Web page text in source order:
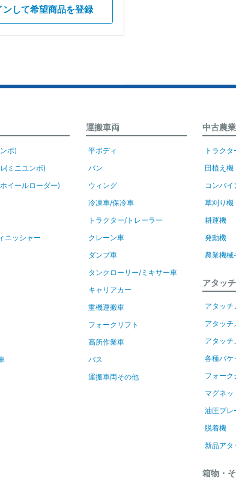
ンして希望商品を登録
ボ)
(ミニユンボ)
イールローダー)
ニッシャー
運搬車両
平ボディ
バン
ウィング
冷凍車/保冷車
トラクター/トレーラー
クレーン車
ダンプ車
タンクローリー/ミキサー車
キャリアカー
重機運搬車
フォークリフト
高所作業車
バス
運搬車両その他
中古農
トラクタ
田植え機
コンバイ
草刈り機
耕運機
発動機
農業機械
アタッ
アタッチ
アタッチ
アタッチ
各種バケ
フォーク
マグネッ
油圧ブレ
脱着機
新品アタ
箱物・